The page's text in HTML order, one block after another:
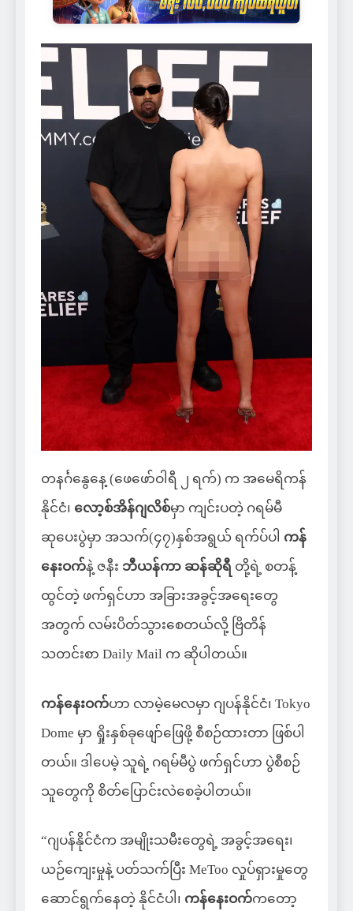
တနင်္ဂနွေနေ့ (ဖေဖော်ဝါရီ ၂ ရက်) က အမေရိကန်
နိုင်ငံ၊ လော့စ်အိန်ဂျလိစ်မှာ ကျင်းပတဲ့ ဂရမ်မီ
ဆုပေးပွဲမှာ အသက်(၄၇)နှစ်အရွယ် ရက်ပ်ပါ ကန်
နေးဝက်နဲ့ ဇနီး ဘီယန်ကာ ဆန်ဆိုရီ တို့ရဲ့ စတန့်
ထွင်တဲ့ ဖက်ရှင်ဟာ အခြားအခွင့်အရေးတွေ
အတွက် လမ်းပိတ်သွားစေတယ်လို့ ဗြိတိန်
သတင်းစာ Daily Mail က ဆိုပါတယ်။
ကန်နေးဝက်ဟာ လာမဲ့မေလမှာ ဂျပန်နိုင်ငံ၊ Tokyo
Dome မှာ ရှိုးနှစ်ခုဖျော်ဖြေဖို့ စီစဉ်ထားတာ ဖြစ်ပါ
တယ်။ ဒါပေမဲ့ သူရဲ့ ဂရမ်မီပွဲ ဖက်ရှင်ဟာ ပွဲစီစဉ်
သူတွေကို စိတ်ပြောင်းလဲစေခဲ့ပါတယ်။
“ဂျပန်နိုင်ငံက အမျိုးသမီးတွေရဲ့ အခွင့်အရေး၊
ယဉ်ကျေးမှုနဲ့ ပတ်သက်ပြီး MeToo လှုပ်ရှားမှုတွေ
ဆောင်ရွက်နေတဲ့ နိုင်ငံပါ၊ ကန်နေးဝက်ကတော့